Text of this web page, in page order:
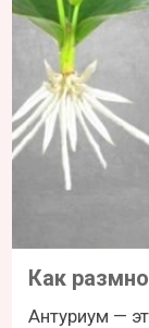
Как
Антуриум —